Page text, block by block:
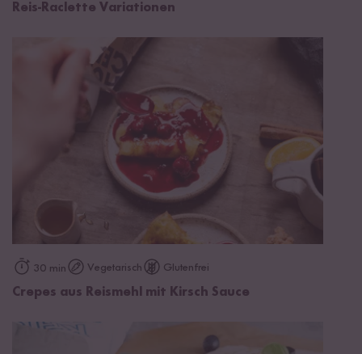
Reis-Raclette Variationen
30 min Vegetarisch Glutenfrei
Crepes aus Reismehl mit Kirsch Sauce